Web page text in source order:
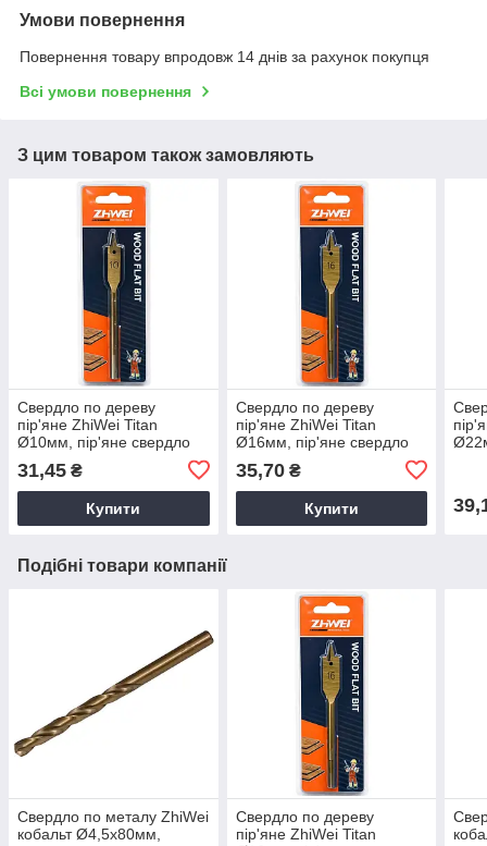
Умови повернення
Повернення товару впродовж 14 днів за рахунок покупця
Всі умови повернення
З цим товаром також замовляють
Свердло по дереву
пір'яне ZhiWei Titan
Ø10мм, пір'яне свердло
работи по дереву
31,45 ₴
Купити
Свердло по дереву
пір'яне ZhiWei Titan
Ø16мм, пір'яне свердло
работи по дереву
35,70₴
Купити
Подібні товари компанії
Свердло по металу ZhiWei
кобальт Ø4,5х80мм,
Свердло по дереву
пір'яне ZhiWei Titan